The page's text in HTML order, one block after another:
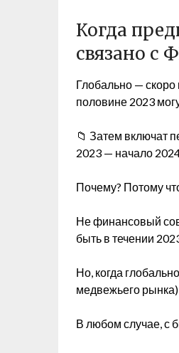
Когда
связано с
Глобально — скоро
половине 2023
📁 Затем включат
2023 — начало
Почему? Потому
Не финансовый
быть в течении
Но, когда
медвежьего рынка)
В любом случае, с